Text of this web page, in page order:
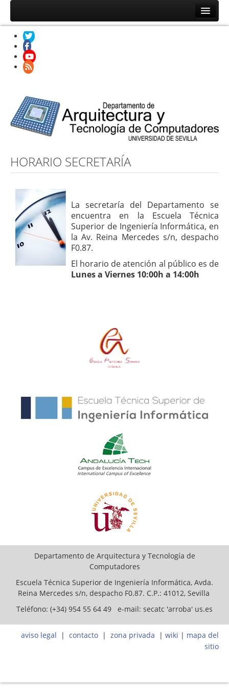
Inicio
Noticias
Personal
Secretaría
Docencia
HORARIO SECRETARÍA
La secretaría del Departamento se
encuentra en la Escuela Técnica
Superior de Ingeniería Informática, en
la Av. Reina Mercedes s/n, despacho
F0.87.
El horario de atención al público es de
Lunes a Viernes 10:00h a 14:00h
Departamento de Arquitectura y Tecnología de
Computadores
Escuela Técnica Superior de Ingeniería Informática, Avda.
Reina Mercedes s/n, despacho F0.87. C.P.: 41012, Sevilla
Teléfono: (+34) 954 55 64 49 e-mail: secatc 'arroba' us.es
aviso legal | contacto | zona privada | wiki | mapa del
sitio